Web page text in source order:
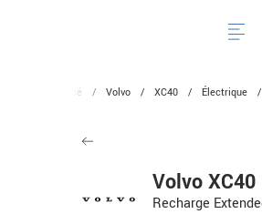
Sancé / Volvo / XC40 / Électrique
Volvo XC40
Recharge